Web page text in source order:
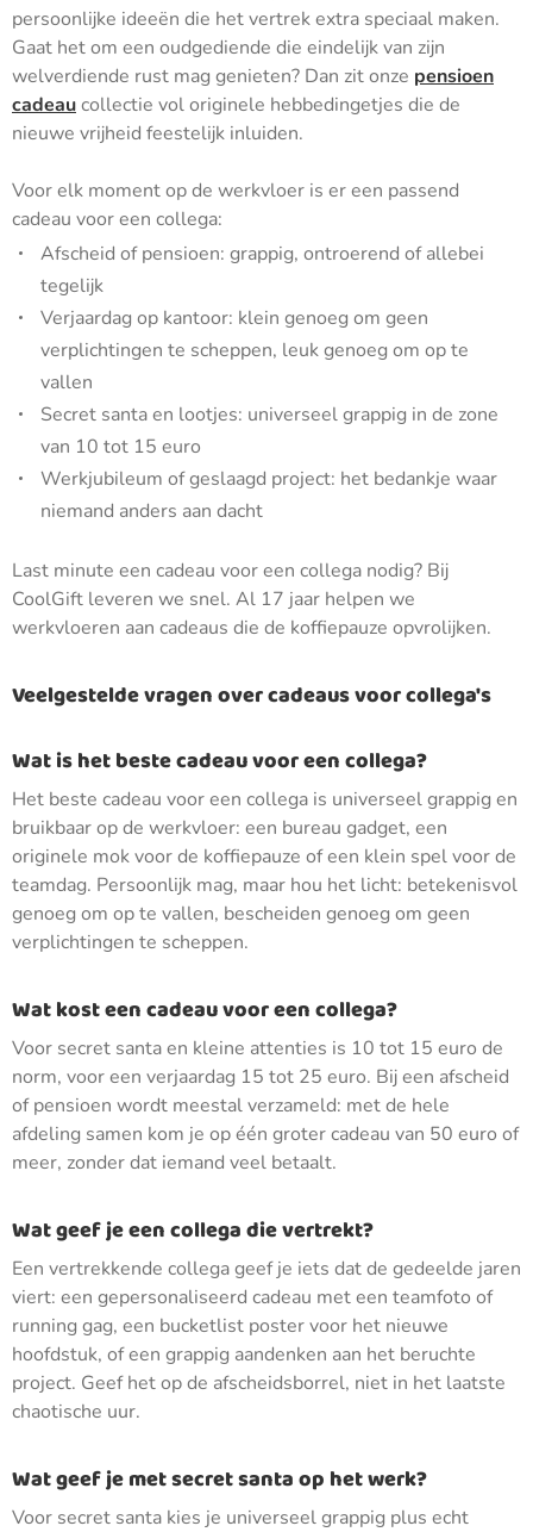
persoonlijke ideeën die het vertrek extra speciaal maken.
Gaat het om een oudgediende die eindelijk van zijn
welverdiende rust mag genieten? Dan zit onze pensioen
cadeaucollectie vol originele hebbedingetjes die de
nieuwe vrijheid feestelijk inluiden.
Voor elk moment op de werkvloer is er een passend
cadeau voor een collega:
Afscheid of pensioen: grappig, ontroerend of allebei
tegelijk
Verjaardag op kantoor: klein genoeg om geen
verplichtingen te scheppen, leuk genoeg om op te
vallen
Secret santa en lootjes: universeel grappig in de zone
van 10 tot 15 euro
Werkjubileum of geslaagd project: het bedankje waar
niemand anders aan dacht
Last minute een cadeau voor een collega nodig? Bij
CoolGift leveren we snel. Al 17 jaar helpen we
werkvloeren aan cadeaus die de koffiepauze opvrolijken.
Veelgestelde vragen over cadeaus voor collega's
Wat is het beste cadeau voor een collega?
Het beste cadeau voor een collega is universeel grappig en
bruikbaar op de werkvloer: een bureau gadget, een
originele mok voor de koffiepauze of een klein spel voor de
teamdag. Persoonlijk mag, maar hou het licht: betekenisvol
genoeg om op te vallen, bescheiden genoeg om geen
verplichtingen te scheppen.
Wat kost een cadeau voor een collega?
Voor secret santa en kleine attenties is 10 tot 15 euro de
norm, voor een verjaardag 15 tot 25 euro. Bij een afscheid
of pensioen wordt meestal verzameld: met de hele
afdeling samen kom je op één groter cadeau van 50 euro of
meer, zonder dat iemand veel betaalt.
Wat geef je een collega die vertrekt?
Een vertrekkende collega geef je iets dat de gedeelde jaren
viert: een gepersonaliseerd cadeau met een teamfoto of
running gag, een bucketlist poster voor het nieuwe
hoofdstuk, of een grappig aandenken aan het beruchte
project. Geef het op de afscheidsborrel, niet in het laatste
chaotische uur.
Wat geef je met secret santa op het werk?
Voor secret santa kies je universeel grappig plus echt